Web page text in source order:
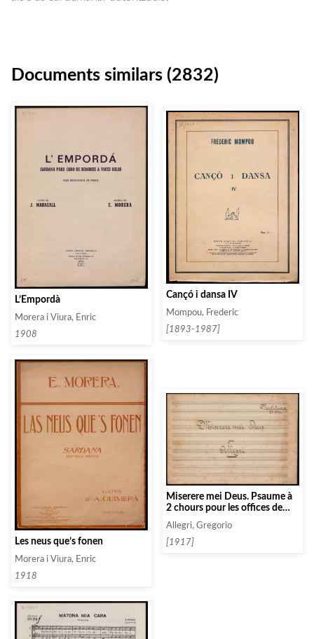
Documents similars (2832)
L’Empordà
Morera i Viura, Enric
1908
Cançó i dansa IV
Mompou, Frederic
[1893-1987]
Les neus que’s fonen
Morera i Viura, Enric
1918
Miserere mei Deus. Psaume à
2 chours pour les offices de
Allegri, Gregorio
[1917]